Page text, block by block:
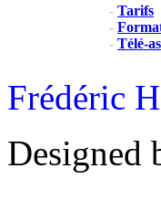
- Tarifs
-
- Télé-
Frédéric
Designed